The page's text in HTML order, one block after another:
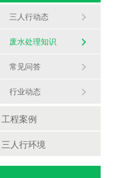
三人行动态
废水处理知识
常见问答
行业动态
工程案例
三人行环境